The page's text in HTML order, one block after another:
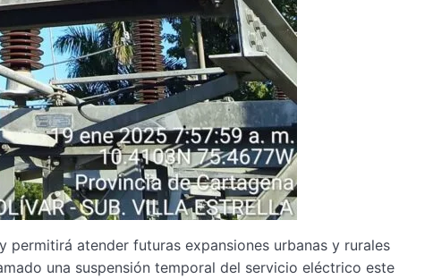
atender futuras expansiones urbanas y rurales
una suspensión temporal del servicio eléctrico este